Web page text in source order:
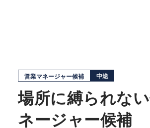
営業マネージャー候補 中途
場所に縛られな
ネージャー候補